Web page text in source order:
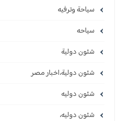
سياحة وترفيه
سياحه
شئون دولية
شئون دولية،اخبار مصر
شئون دوليه
شئون دوليه،